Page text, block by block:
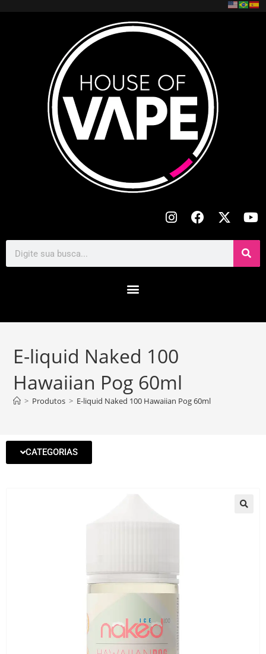
E-liquid Naked 100
Hawaiian Pog 60ml
> Produtos > E-liquid Naked 100 Hawaiian Pog 60ml
CATEGORIAS